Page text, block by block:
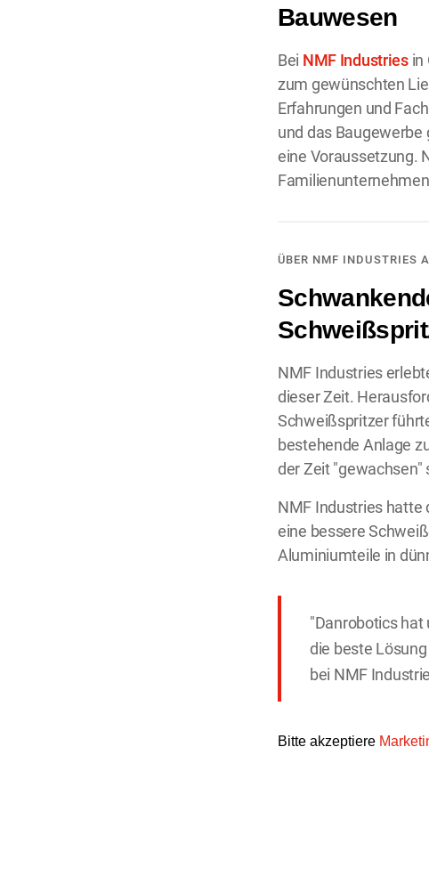
Bauwesen
Bei NMF Industriesin
zum gewünschten
Erfahrungen und
und das
eine Voraussetzung.
ÜBER NMF INDUSTRIES
NMF Industries
dieser Zeit.
Schweißspritzer
bestehende Anlage
der Zeit "gewachsen"
NMF Industries hatte
eine bessere
Aluminiumteile in
"Danrobotics hat
die beste
bei NMF
Bitte akzeptiere